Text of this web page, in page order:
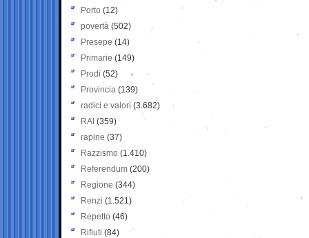
Porto (12)
povertà (502)
Presepe (14)
Primarie (149)
Prodi (52)
Provincia (139)
radici e valori (3.682)
RAI (359)
rapine (37)
Razzismo (1.410)
Referendum (200)
Regione (344)
Renzi (1.521)
Repetto (46)
Rifiuti (84)